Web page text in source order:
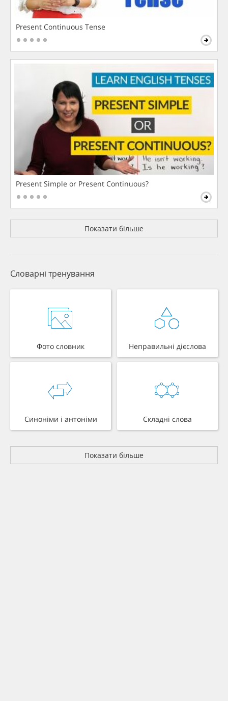
Present Continuous Tense
Present Simple or Present Continuous?
Показати більше
Словарні тренування
Фото словник Неправильні дієслова
Синоніми і антоніми Складні слова
Показати більше